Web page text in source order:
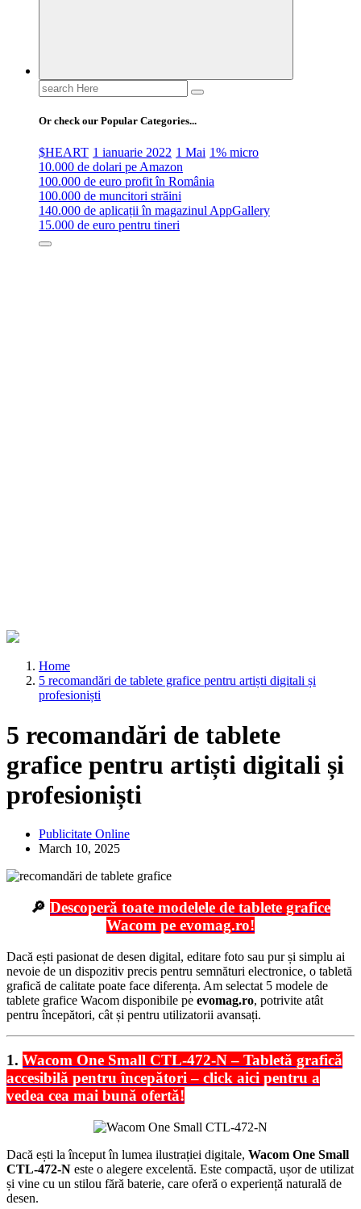
Search
for:
Or check our Popular Categories...
$HEART 1 ianuarie 2022 1 Mai 1% micro
10.000 de dolari pe Amazon
100.000 de euro profit în România
100.000 de muncitori străini
140.000 de aplicații în magazinul AppGallery
15.000 de euro pentru tineri
Home
5 recomandări de tablete grafice pentru artiști digitali și
profesioniști
5 recomandări de tablete
grafice pentru artiști digitali și
profesioniști
Publicitate Online
March 10, 2025
🔎 Descoperă toate modelele de tablete grafice
Wacom pe evomag.ro!
Dacă ești pasionat de desen digital, editare foto sau pur și simplu ai
nevoie de un dispozitiv precis pentru semnături electronice, o tabletă
grafică de calitate poate face diferența. Am selectat 5 modele de
tablete grafice Wacom disponibile pe evomag.ro, potrivite atât
pentru începători, cât și pentru utilizatorii avansați.
1. Wacom One Small CTL-472-N – Tabletă grafică
accesibilă pentru începători – click aici pentru a
vedea cea mai bună ofertă!
Dacă ești la început în lumea ilustrației digitale, Wacom One Small
CTL-472-N este o alegere excelentă. Este compactă, ușor de utilizat
și vine cu un stilou fără baterie, care oferă o experiență naturală de
desen.